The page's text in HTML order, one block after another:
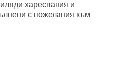
харесвания и
с пожелания към